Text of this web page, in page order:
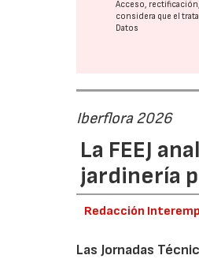
Acceso,
considera que el
Datos
Iberflora 2026
La FEEJ
jardinería
Redacción
Las Jornadas